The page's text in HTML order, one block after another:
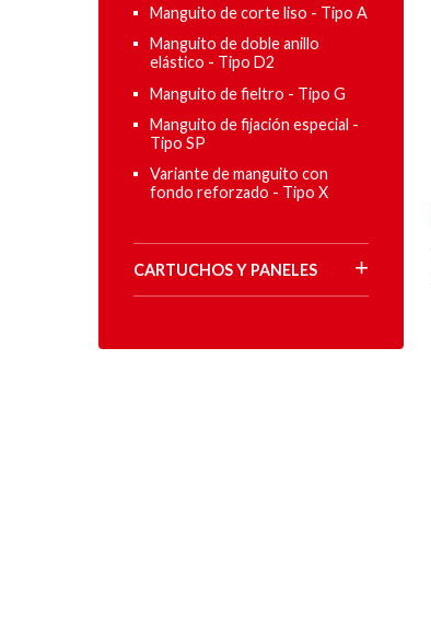
Manguito de corte liso - Tipo A
Manguito de doble anillo
elástico - Tipo D2
Manguito de fieltro - Tipo G
Manguito de fijación especial -
Tipo SP
Variante de manguito con
fondo reforzado - Tipo X
CARTUCHOS Y PANELES